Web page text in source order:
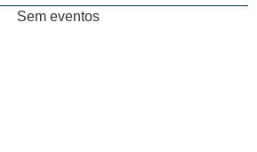
Sem eventos